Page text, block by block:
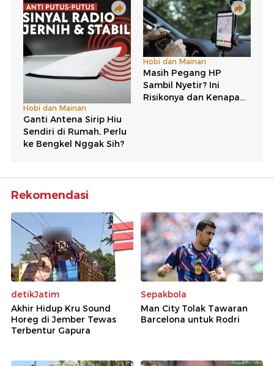
Rekomendasi
detikJatim
Akhir Hidup Kru Sound
Horeg di Jember Tewas
Terbentur Gapura
Sepakbola
Man City Tolak Tawaran
Barcelona untuk Rodri